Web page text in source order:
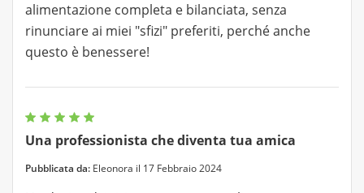
alimentazione completa e bilanciata, senza
rinunciare ai miei "sfizi" preferiti, perché anche
questo è benessere!
Una professionista che diventa tua amica
Pubblicata da: Eleonora il 17 Febbraio 2024